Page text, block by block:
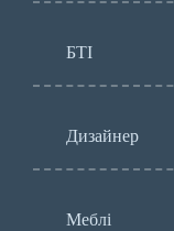
БТІ
Дизайнер
Меблі